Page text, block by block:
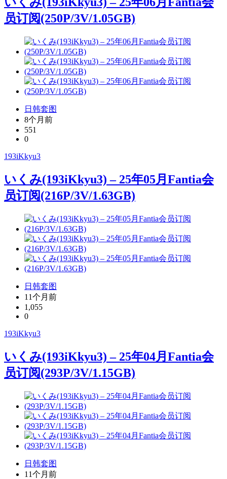
员订阅(250P/3V/1.05GB)
日韩套图
8个月前
551
0
193iKkyu3
いくみ(193iKkyu3) – 25年05月Fantia会
员订阅(216P/3V/1.63GB)
日韩套图
11个月前
1,055
0
193iKkyu3
いくみ(193iKkyu3) – 25年04月Fantia会
员订阅(293P/3V/1.15GB)
日韩套图
11个月前